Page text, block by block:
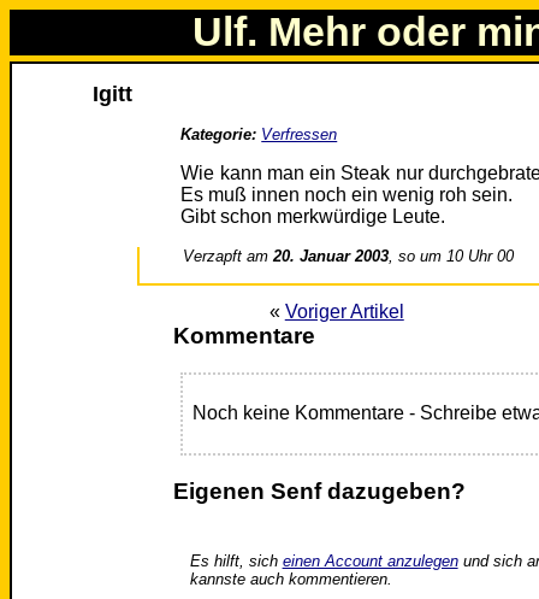
Ulf. Mehr oder
Igitt
Kategorie: Verfressen
Wie kann man ein Steak nur
Es muß innen noch ein wenig roh sein.
Gibt schon merkwürdige Leute.
Verzapft am20. Januar 2003, so um 10 Uhr 00
« Voriger Artikel
Kommentare
Noch keine Kommentare - Schreibe
Eigenen Senf dazugeben?
Es hilft, sich einen Account anzulegenund sich
kannste auch kommentieren.